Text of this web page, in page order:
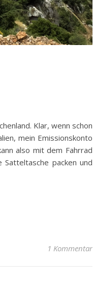
Klar, wenn schon
mein Emissionskonto
also mit dem Fahrrad
packen und
1 Kommentar